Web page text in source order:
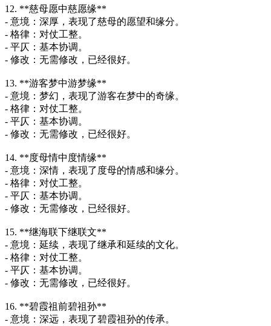
12. **慈母愿中慈愿缘**
- 意境：深厚，表现了慈母的愿望和缘分。
- 格律：对仗工整。
- 平仄：基本协调。
- 修改：无需修改，已经很好。
13. **游客梦中游梦缘**
- 意境：梦幻，表现了游客在梦中的奇缘。
- 格律：对仗工整。
- 平仄：基本协调。
- 修改：无需修改，已经很好。
14. **度母情中度情缘**
- 意境：深情，表现了度母的情感和缘分。
- 格律：对仗工整。
- 平仄：基本协调。
- 修改：无需修改，已经很好。
15. **继海联下继联文**
- 意境：延续，表现了继承和延续的文化。
- 格律：对仗工整。
- 平仄：基本协调。
- 修改：无需修改，已经很好。
16. **碧霞祖前碧祖孙**
- 意境：深远，表现了碧霞祖孙的传承。